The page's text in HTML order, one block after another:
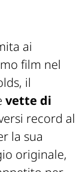
ai
film nel
il
vette di
record al
la sua
originale,